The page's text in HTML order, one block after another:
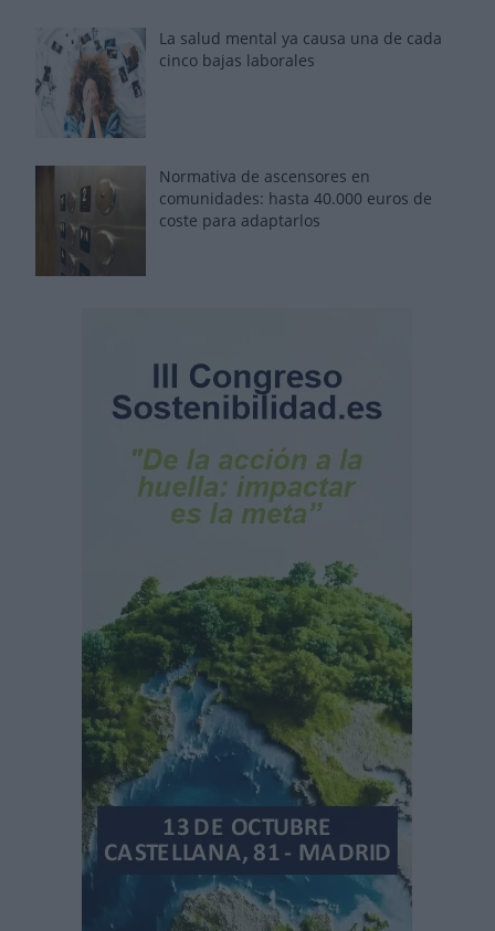
La salud mental ya causa una de cada
cinco bajas laborales
Normativa de ascensores en
comunidades: hasta 40.000 euros de
coste para adaptarlos